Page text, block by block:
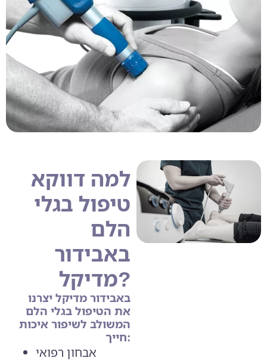
למה דווקא
טיפול בגלי
הלם
באבידור
מדיקל?
באבידור מדיקל יצרנו
את הטיפול בגלי הלם
המשולב לשיפור איכות
חייך:
אבחון רפואי